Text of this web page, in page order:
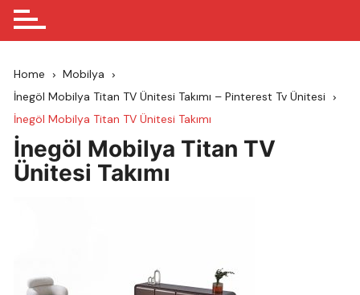
Home
Mobilya
İnegöl Mobilya Titan TV Ünitesi Takımı – Pinterest Tv Ünitesi
İnegöl Mobilya Titan TV Ünitesi Takımı
İnegöl Mobilya Titan TV
Ünitesi Takımı